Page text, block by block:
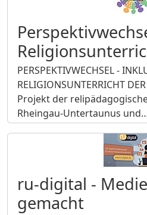
PERSPEKTIVWECHSEL -
RELIGIONSUNTERRICHT
Projekt der
Rheingau-Untertaunus
ru-digital -
gemacht